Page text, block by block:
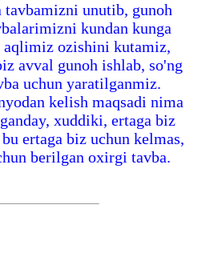
tavbamizni unutib, gunoh
kundan kunga
aqlimiz ozishini kutamiz,
avval gunoh ishlab, so'ng
uchun yaratilganmiz.
kelish maqsadi nima
xuddiki, ertaga biz
ertaga biz uchun kelmas,
berilgan oxirgi tavba.